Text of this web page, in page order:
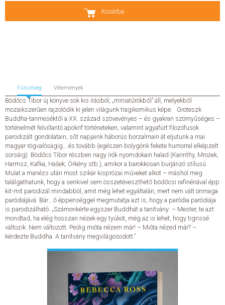
Kosárba
Fülszöveg Vélemények
Bödőcs Tibor új könyve sok kis írásból, „miniatűrökből” áll, melyekből
mozaikszerűen rajzolódik ki jelen világunk tragikomikus képe. Groteszk
Buddha-tanmeséktől a XX. század szövevényes – és gyakran szörnyűséges –
történelmét felvillantó apokrif történeteken, valamint agyafúrt filozófusok
parodizált gondolatain, sőt napjaink háborús borzalmain át eljutunk a mai
magyar rögvalóságig… és tovább (egészen bolygónk fekete humorral elképzelt
sorsáig). Bödőcs Tibor részben nagy írók nyomdokain halad (Karinthy, Mrożek,
Harmsz, Kafka, Hašek, Örkény stb.), amikor a barokkosan burjánzó stílusú
Mulat a manézs után most szikár kisprózai műveket alkot – máshol meg
találgathatunk, hogy a senkivel sem összetéveszthető bödőcsi rafinériával épp
kit-mit parodizál mindabból, amit még lehet egyáltalán, mert nem vált önmaga
paródiájává. Bár… ő éppenséggel megmutatja azt is, hogy a paródia paródiája
is parodizálható. „Számonkérte egyszer Buddhát a tanítvány: – Mester, te azt
mondtad, ha elég hosszan nézek egy tyúkot, még az is lehet, hogy tigrissé
változik. Nem változott. Pedig mióta nézem már! – Mióta nézed már? –
kérdezte Buddha. A tanítvány megvilágosodott.”
HÍREK
KAPCSOLAT
ELŐRENDELHETŐ KIADVÁNYOK
ÚJDONSÁGOK
ELŐRENDELÉSI TOPLISTA
KÍVÁNSÁG TOPLISTA
ELADÁSI SIKERLISTA
ÁLTALÁNOS SZERZŐDÉSI FELTÉTELEK
ADATKEZELÉSI ÉS ADATVÉDELMI SZABÁLYZAT